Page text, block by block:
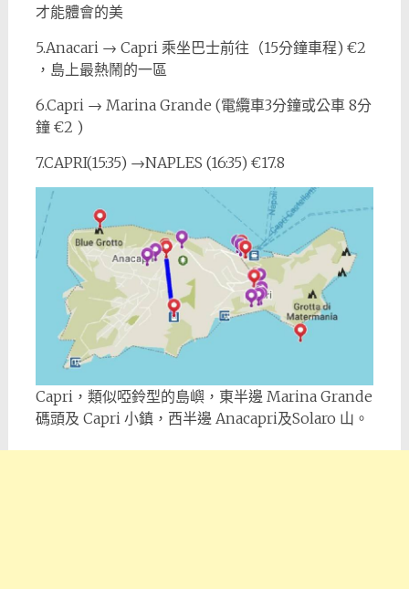
才能體會的美
5.Anacari → Capri 乘坐巴士前往（15分鐘車程) €2
，島上最熱鬧的一區
6.Capri → Marina Grande (電纜車3分鐘或公車 8分
鐘 €2 )
7.CAPRI(15:35) →NAPLES (16:35) €17.8
Capri，類似啞鈴型的島嶼，東半邊 Marina Grande
碼頭及 Capri 小鎮，西半邊 Anacapri及Solaro 山。